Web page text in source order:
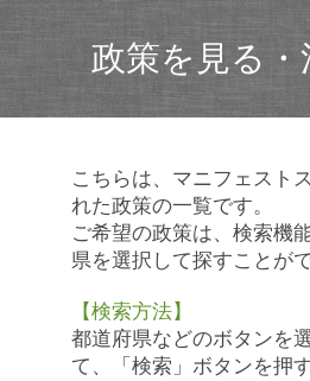
政策を見る・
こちらは、マニフェスト
れた政策の一覧です。
ご希望の政策は、検索機
県を選択して探すことが
【検索方法】
都道府県などのボタンを
て、「検索」ボタンを押